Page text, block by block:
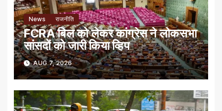
News राजनीति
FCRA बिल को लेकर कांग्रेस ने लोकसभा
सांसदों को जारी किया व्हिप
AUG 7, 2026